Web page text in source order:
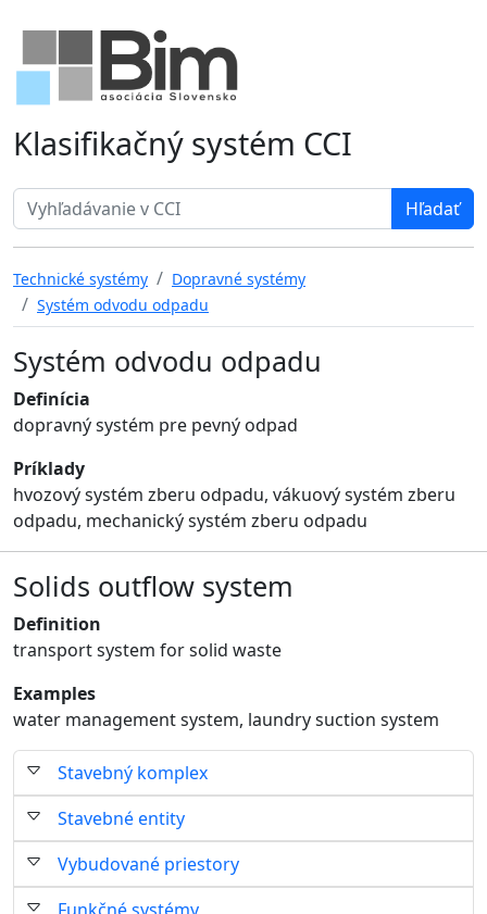
Klasifikačný systém CCI
Search term
Stavebný komplex
Stavebné entity
Vybudované priestory
Technické systémy
Dopravné systémy
Systém odvodu odpadu
Systém odvodu odpadu
Definícia
dopravný systém pre pevný odpad
Príklady
hvozový systém zberu odpadu, vákuový systém zberu
odpadu, mechanický systém zberu odpadu
Solids outflow system
Definition
transport system for solid waste
Examples
water management system, laundry suction system